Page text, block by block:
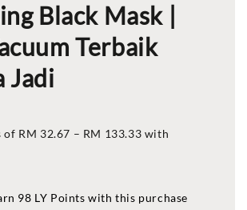
Black Mask |
Terbaik
Jadi
of RM 32.67 – RM 133.33 with
98 LY Points with this purchase